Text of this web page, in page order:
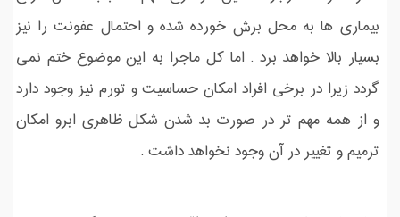
بیماری ها به محل برش خورده شده و احتمال عفونت را نیز
بسیار بالا خواهد برد . اما کل ماجرا به این موضوع ختم نمی
گردد زیرا در برخی افراد امکان حساسیت و تورم نیز وجود دارد
و از همه مهم تر در صورت بد شدن شکل ظاهری ابرو امکان
ترمیم و تغییر در آن وجود نخواهد داشت .